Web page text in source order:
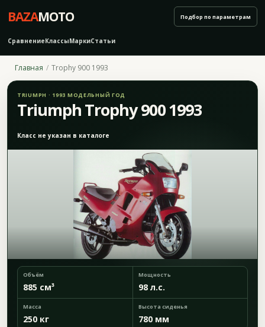
BAZAMOTO
СравнениеКлассыМаркиСтатьи
Подбор по параметрам
Главная Trophy 900 1993
TRIUMPH · 1993 МОДЕЛЬНЫЙ ГОД
Triumph Trophy 900 1993
Класс не указан в каталоге
Объём
885 см³
Мощность
98 л.с.
Масса
250 кг
Высота сиденья
780 мм